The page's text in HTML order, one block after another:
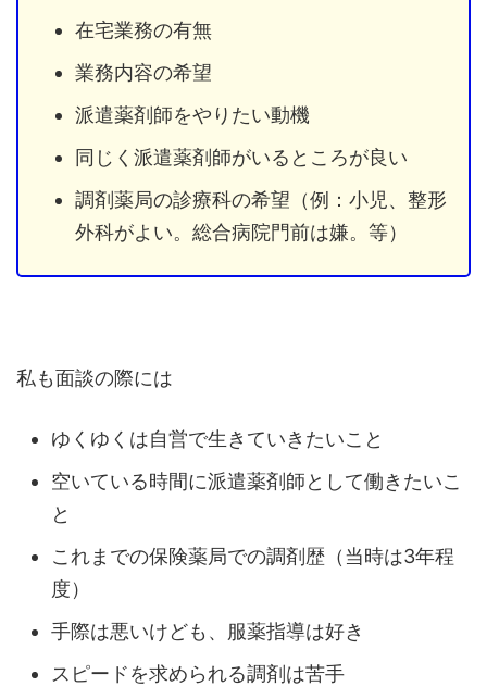
在宅業務の有無
業務内容の希望
派遣薬剤師をやりたい動機
同じく派遣薬剤師がいるところが良い
調剤薬局の診療科の希望（例：小児、整形
外科がよい。総合病院門前は嫌。等）
私も面談の際には
ゆくゆくは自営で生きていきたいこと
空いている時間に派遣薬剤師として働きたいこ
と
これまでの保険薬局での調剤歴（当時は3年程
度）
手際は悪いけども、服薬指導は好き
スピードを求められる調剤は苦手